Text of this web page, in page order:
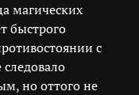
магических
быстрого
с
но оттого не